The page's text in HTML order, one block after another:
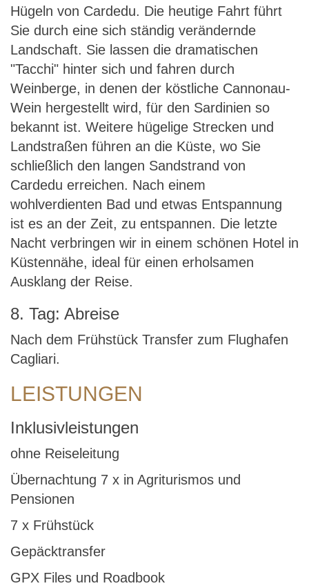
Hügeln von Cardedu. Die heutige Fahrt führt
Sie durch eine sich ständig verändernde
Landschaft. Sie lassen die dramatischen
"Tacchi" hinter sich und fahren durch
Weinberge, in denen der köstliche Cannonau-
Wein hergestellt wird, für den Sardinien so
bekannt ist. Weitere hügelige Strecken und
Landstraßen führen an die Küste, wo Sie
schließlich den langen Sandstrand von
Cardedu erreichen. Nach einem
wohlverdienten Bad und etwas Entspannung
ist es an der Zeit, zu entspannen. Die letzte
Nacht verbringen wir in einem schönen Hotel in
Küstennähe, ideal für einen erholsamen
Ausklang der Reise.
8. Tag: Abreise
Nach dem Frühstück Transfer zum Flughafen
Cagliari.
LEISTUNGEN
Inklusivleistungen
ohne Reiseleitung
Übernachtung 7 x in Agriturismos und
Pensionen
7 x Frühstück
Gepäcktransfer
GPX Files und Roadbook